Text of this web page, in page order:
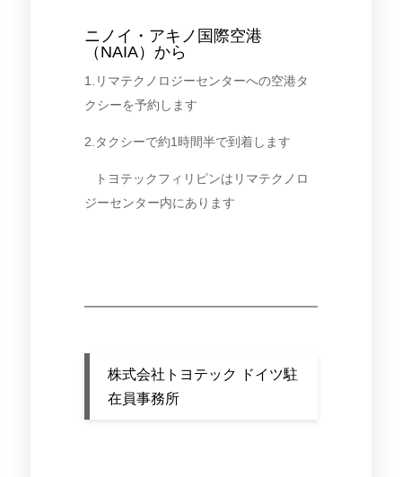
ニノイ・アキノ国際空港
（NAIA）から
1.リマテクノロジーセンターへの空港タ
クシーを予約します
2.タクシーで約1時間半で到着します
トヨテックフィリピンはリマテクノロ
ジーセンター内にあります
株式会社トヨテック ドイツ駐
在員事務所